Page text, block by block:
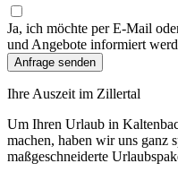
Ja, ich möchte per E-Mail
und Angebote informiert
Ihre Auszeit im Zillertal
Um Ihren Urlaub in
machen, haben wir uns ganz
maßgeschneiderte